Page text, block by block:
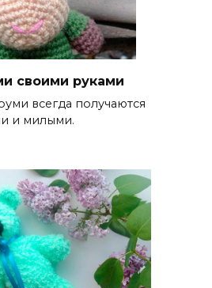
своими руками
всегда получаются
и милыми.